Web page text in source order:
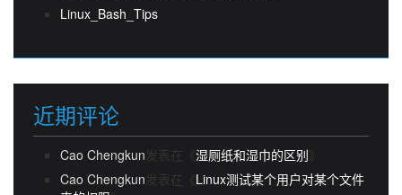
Linux_Bash_Tips
近期评论
Cao Chengkun发表在《 湿厕纸和湿巾的区别
Cao Chengkun发表在《 Linux测试某个用户对某个文件